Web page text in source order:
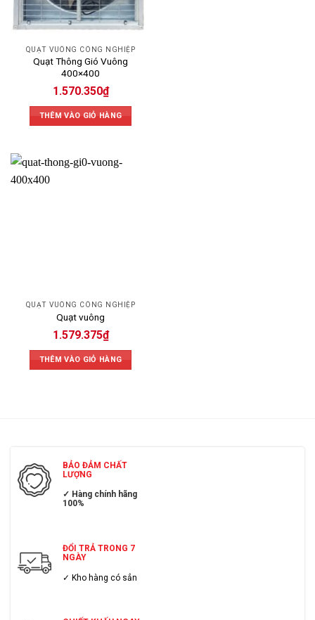
QUẠT VUÔNG CÔNG NGHIỆP
Quạt Thông Gió Vuông
400×400
1.570.350₫
THÊM VÀO GIỎ HÀNG
QUẠT VUÔNG CÔNG NGHIỆP
Quạt vuông
1.579.375₫
THÊM VÀO GIỎ HÀNG
BẢO ĐẢM CHẤT
LƯỢNG
✓ Hàng chính hãng
100%
ĐỔI TRẢ TRONG 7
NGÀY
✓ Kho hàng có sẳn